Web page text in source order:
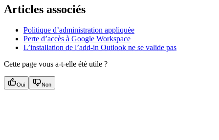
Articles associés
Politique d’administration appliquée
Perte d’accès à Google Workspace
L’installation de l’add-in Outlook ne se valide pas
Cette page vous a-t-elle été utile ?
Oui Non